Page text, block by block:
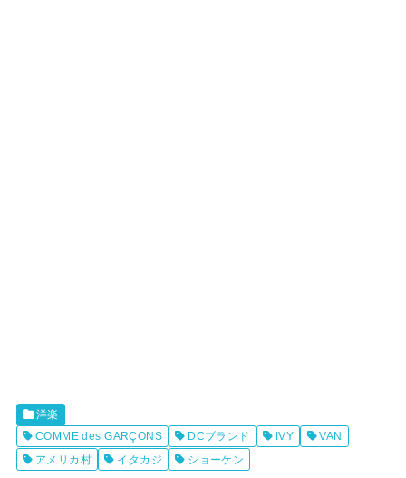
洋楽
COMME des GARÇONS
DCブランド IVY
VAN
アメリカ村
イタカジ ショーケン